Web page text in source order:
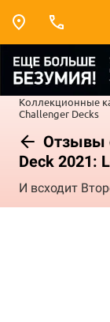
Коллекционные
Challenger Decks
Отзывы
Deck 2021:
И всходит